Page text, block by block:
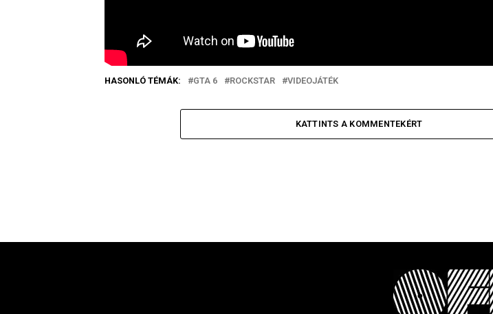
HASONLÓ TÉMÁK: GTA 6 ROCKSTAR VIDEOJÁTÉK
KATTINTS A KOMMENTEKÉRT